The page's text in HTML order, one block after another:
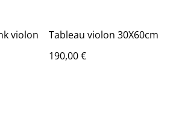
violon
Tableau violon 30X60cm
190,00 €